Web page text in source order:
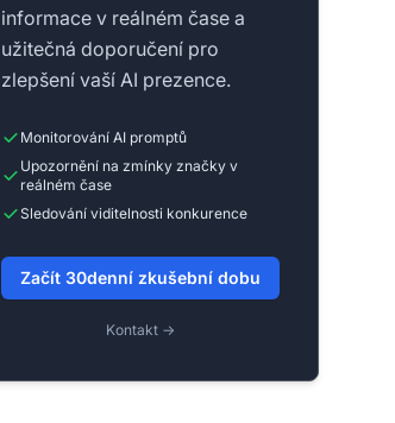
informace v reálném čase a
užitečná doporučení pro
zlepšení vaší AI prezence.
Monitorování AI promptů
Upozornění na zmínky značky v
reálném čase
Sledování viditelnosti konkurence
Začít 30denní zkušební dobu
Kontakt →